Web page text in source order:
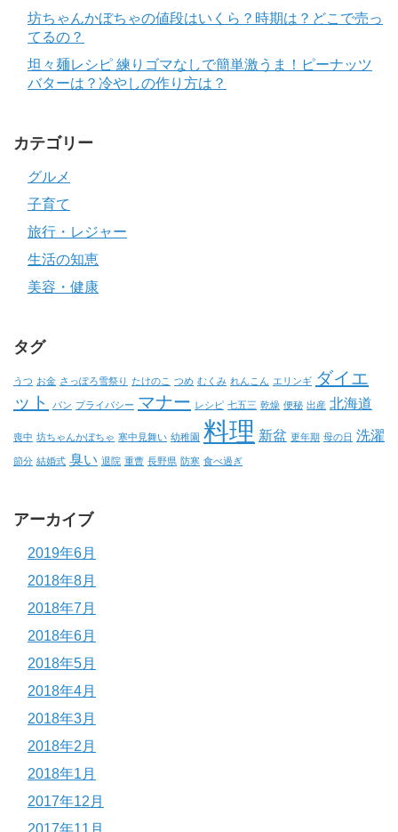
坊ちゃんかぼちゃの値段はいくら？時期は？どこで売っ
てるの？
坦々麺レシピ 練りゴマなしで簡単激うま！ピーナッツ
バターは？冷やしの作り方は？
カテゴリー
グルメ
子育て
旅行・レジャー
生活の知恵
美容・健康
タグ
うつ お金 さっぽろ雪祭り たけのこ つめ むくみ れんこん エリンギ ダイエ
ット
パン プライバシー マナー レシピ 七五三 乾燥 便秘 出産 北海道
喪中 坊ちゃんかぼちゃ 寒中見舞い 幼稚園 料理 新盆 更年期 母の日 洗濯
節分 結婚式 臭い 退院 重曹 長野県 防寒 食べ過ぎ
アーカイブ
2019年6月
2018年8月
2018年7月
2018年6月
2018年5月
2018年4月
2018年3月
2018年2月
2018年1月
2017年12月